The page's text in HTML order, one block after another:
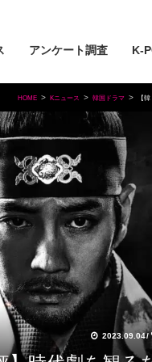
アンケート調査 K-
HOME Kニュース 韓国ドラマ 【
2023.09.04/